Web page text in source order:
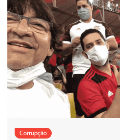
Corrupção